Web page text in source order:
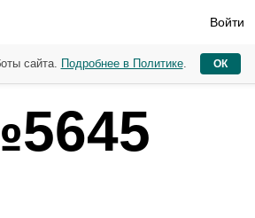
Войти
сайта. Подробнее в Политике. ОК